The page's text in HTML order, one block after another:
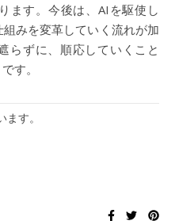
ます。今後は、AIを駆使し
みを変革していく流れが加
らずに、順応していくこと
す。
す。